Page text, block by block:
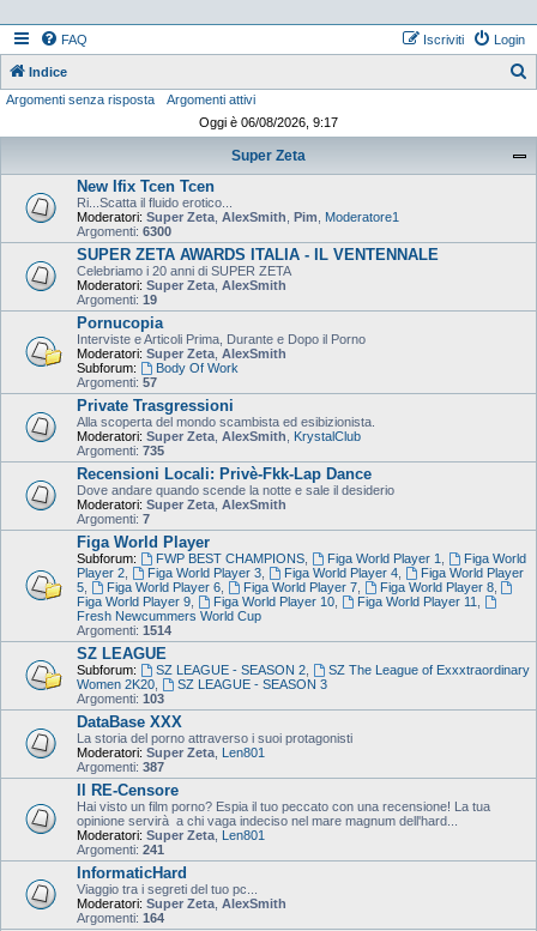
FAQ Login
Iscriviti
Indice
Argomenti senza risposta
Argomenti attivi
Oggi è 06/08/2026, 9:17
Super Zeta
New Ifix Tcen Tcen
Ri...Scatta il fluido erotico...
Moderatori: Super Zeta AlexSmith Pim
Moderatore1
Argomenti: 6300
SUPER ZETA AWARDS ITALIA - IL VENTENNALE
Celebriamo i 20 anni di SUPER ZETA
Moderatori: Super Zeta AlexSmith
Argomenti: 19
Pornucopia
Interviste e Articoli Prima, Durante e Dopo il Porno
Moderatori: Super Zeta AlexSmith
Subforum:
Body Of Work
Argomenti: 57
Private Trasgressioni
Alla scoperta del mondo scambista ed esibizionista.
Moderatori: Super Zeta AlexSmith
KrystalClub
Argomenti: 735
Recensioni Locali: Privè-Fkk-Lap Dance
Dove andare quando scende la notte e sale il desiderio
Moderatori: Super Zeta AlexSmith
Argomenti: 7
Figa World Player
Subforum: FWP BEST CHAMPIONS, Figa World Player 1
Figa World
Player 2
Figa World Player 3, Figa World Player 4,
Figa World Player
5
Figa World Player 6, Figa World Player 7, Figa World Player 8,
Figa World Player 9
Figa World Player 10, Figa World Player 11
Fresh Newcummers World Cup
Argomenti: 1514
SZ LEAGUE
Subforum: SZ LEAGUE - SEASON 2,
SZ The League of Exxxtraordinary
Women 2K20
SZ LEAGUE - SEASON 3
Argomenti: 103
DataBase XXX
La storia del porno attraverso i suoi protagonisti
Moderatori: Super Zeta Len801
Argomenti: 387
Il RE-Censore
Hai visto un film porno? Espia il tuo peccato con una recensione! La tua
opinione servirà a chi vaga indeciso nel mare magnum dell'hard...
Moderatori: Super Zeta Len801
Argomenti: 241
InformaticHard
Viaggio tra i segreti del tuo pc...
Moderatori: Super Zeta AlexSmith
Argomenti: 164